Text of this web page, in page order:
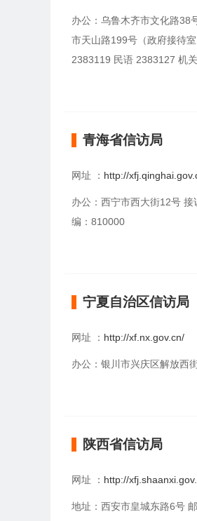
办公：乌鲁木齐市文化路38
市天山路199号（政府接待
2383119 民语 2383127 机
青海省信访局
网址 ： http://
办公：西宁市西大街12号
编：810000
宁夏自治区信访局
网址 ： http://xf.nx.gov.cn/
办公：银川市兴庆区解放西
陕西省信访局
网址 ： http://
地址：西安市皇城东路6号